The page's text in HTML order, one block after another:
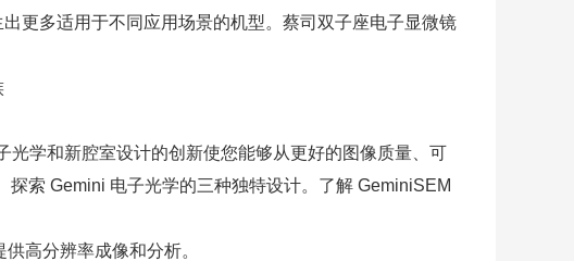
更多适用于不同应用场景的机型。蔡司双子座电子显微镜
学和新腔室设计的创新使您能够从更好的图像质量、可
索 Gemini 电子光学的三种独特设计。了解 GeminiSEM
高分辨率成像和分析。